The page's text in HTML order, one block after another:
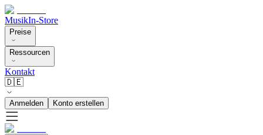
MusikIn-Store
Preise
Ressourcen
Kontakt
🇩🇪
Anmelden Konto erstellen